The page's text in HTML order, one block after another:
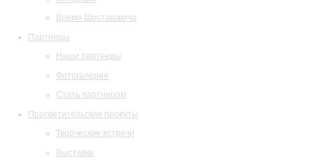
Время Шостаковича
Партнеры
Наши партнеры
Фотогалерея
Стать партнером
Просветительские проекты
Творческие встречи
Выставки